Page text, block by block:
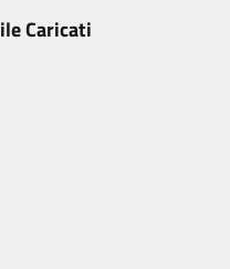
Caricati